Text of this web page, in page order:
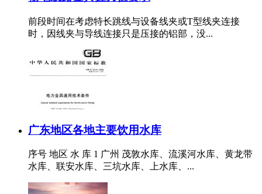
前段时间在考虑特长跳线与设备线夹或T型线夹连接
时，因线夹与导线连接只是压接的铝部，没...
广东地区各地主要饮用水库
序号 地区 水 库 1 广州 茂敦水库、流溪河水库、黄龙带
水库、联安水库、三坑水库、上水库、...